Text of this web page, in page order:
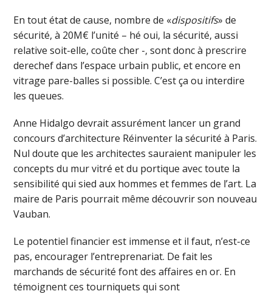
En tout état de cause, nombre de «dispositifs» de
sécurité, à 20M€ l’unité – hé oui, la sécurité, aussi
relative soit-elle, coûte cher -, sont donc à prescrire
derechef dans l’espace urbain public, et encore en
vitrage pare-balles si possible. C’est ça ou interdire
les queues.
Anne Hidalgo devrait assurément lancer un grand
concours d’architecture Réinventer la sécurité à Paris.
Nul doute que les architectes sauraient manipuler les
concepts du mur vitré et du portique avec toute la
sensibilité qui sied aux hommes et femmes de l’art. La
maire de Paris pourrait même découvrir son nouveau
Vauban.
Le potentiel financier est immense et il faut, n’est-ce
pas, encourager l’entreprenariat. De fait les
marchands de sécurité font des affaires en or. En
témoignent ces tourniquets qui sont